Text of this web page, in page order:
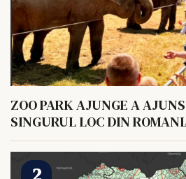
ZOO PARK AJUNGE A
SINGURUL LOC DIN
HRANI UN ELEFANT